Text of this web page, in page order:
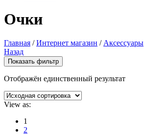
Очки
Главная / Интернет магазин / Аксессуары
Назад
Показать фильтр
Отображён единственный результат
View as:
1
2